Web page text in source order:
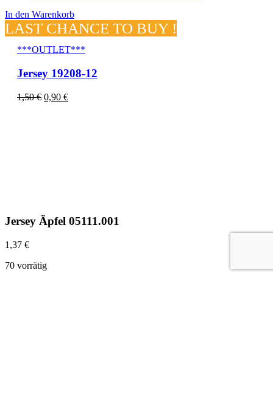
In den Warenkorb
LAST CHANCE TO BUY !
***OUTLET***
Jersey 19208-12
1,50€ 0,90 €
Jersey Äpfel 05111.001
1,37 €
70 vorrätig